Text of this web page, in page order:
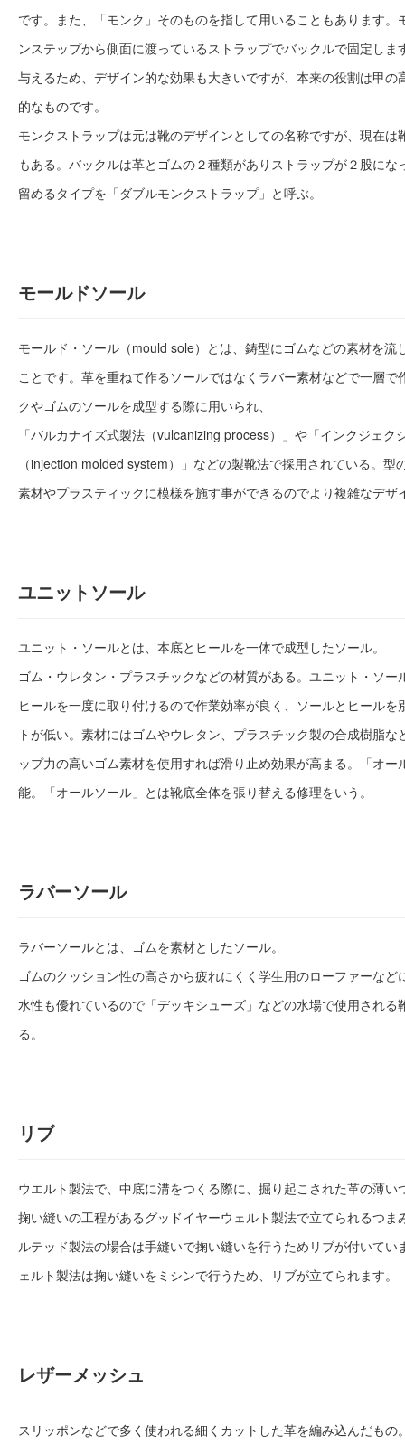
です。また、「モンク」そのものを指して用いることもあります。
ンステップから側面に渡っているストラップでバックルで固定しま
与えるため、デザイン的な効果も大きいですが、本来の役割は甲の
的なものです。
モンクストラップは元は靴のデザインとしての名称ですが、現在は
もある。バックルは革とゴムの２種類がありストラップが２股にな
留めるタイプを「ダブルモンクストラップ」と呼ぶ。
モールドソール
モールド・ソール（mould sole）とは、鋳型にゴムなどの素材を流
ことです。革を重ねて作るソールではなくラバー素材などで一層で
クやゴムのソールを成型する際に用いられ、
「バルカナイズ式製法（vulcanizing process）」や「インクジェク
（injection molded system）」などの製靴法で採用されている。型
素材やプラスティックに模様を施す事ができるのでより複雑なデザ
ユニットソール
ユニット・ソールとは、本底とヒールを一体で成型したソール。
ゴム・ウレタン・プラスチックなどの材質がある。ユニット・ソー
ヒールを一度に取り付けるので作業効率が良く、ソールとヒールを
トが低い。素材にはゴムやウレタン、プラスチック製の合成樹脂
ップ力の高いゴム素材を使用すれば滑り止め効果が高まる。「オー
能。「オールソール」とは靴底全体を張り替える修理をいう。
ラバーソール
ラバーソールとは、ゴムを素材としたソール。
ゴムのクッション性の高さから疲れにくく学生用のローファーなど
水性も優れているので「デッキシューズ」などの水場で使用される
る。
リブ
ウエルト製法で、中底に溝をつくる際に、掘り起こされた革の薄い
掬い縫いの工程があるグッドイヤーウェルト製法で立てられるつま
ルテッド製法の場合は手縫いで掬い縫いを行うためリブが付いてい
ェルト製法は掬い縫いをミシンで行うため、リブが立てられます。
レザーメッシュ
スリッポンなどで多く使われる細くカットした革を編み込んだもの